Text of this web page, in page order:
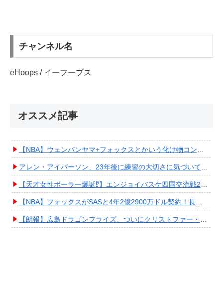
チャンネル名
eHoops / イーフープス
オススメ記事
【NBA】ウェンバンヤマ+フォックスとかいう化け物コンビが爆誕してしまうwwwwwwwwww
アレン・アイバーソン、23年後に練習の大切さに気づいてしまうwwwwwwwwwwww
【天才女性ボーラー爆誕⁉︎】エンジョイバスケ四国交流戦2025 in 香川③ #エアボーズ #427
【NBA】フォックスがSASと4年2億2900万ドル契約！長期確保しPO進出へ期待高まる
【朗報】広島ドラゴンフライズ、ついにクリストファー・スミス獲得キタ━━━━(ﾟ∀ﾟ)━━━━!!